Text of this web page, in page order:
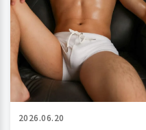
2026.06.20